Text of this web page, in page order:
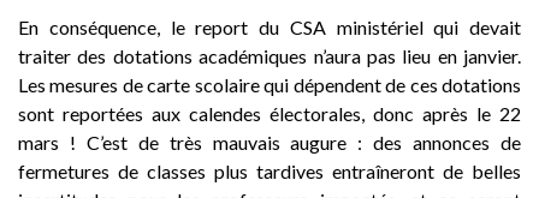
En conséquence, le report du CSA ministériel qui devait
traiter des dotations académiques n’aura pas lieu en janvier.
Les mesures de carte scolaire qui dépendent de ces dotations
sont reportées aux calendes électorales, donc après le 22
mars ! C’est de très mauvais augure : des annonces de
fermetures de classes plus tardives entraîneront de belles